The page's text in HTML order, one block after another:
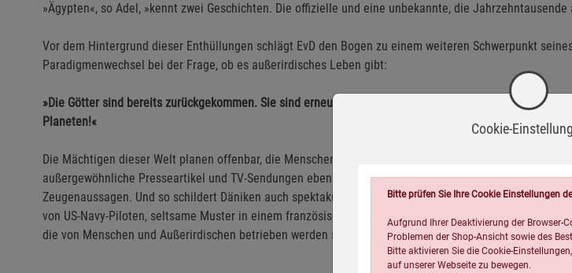
»Ägypten«, so Adel, »kennt zwei Geschichten. Die offizielle und eine unbekannte, die Jahrzehntausende
Vor dem Hintergrund dieser Enthüllungen schlägt EvD den Bogen zu einem weiteren Schwerpunkt
Paradigmenwechsel bei der Frage, ob es außerirdisches Leben gibt:
»Die Götter sind bereits zurückgekommen. Sie sind erneut herniedergestiegen. Gegenwärtig umkreisen
Planeten!«
Die Mächtigen dieser Welt planen offenbar, die Menschen schrittweise auf einen Kontakt vorzubereiten.
außergewöhnliche Presseartikel und TV-Sendungen ebenso hin wie aktuelle UFO-Sichtungen und
Zeugenaussagen. Und so schildert Däniken auch spektakuläre Vorfälle aus dem Jahr 2019: zum Beispiel
von US-Navy-Piloten, seltsame Muster in einem französischen Kornfeld oder Hinweise auf eine
die von Menschen und Außerirdischen betrieben werden soll.
Cookie-
Bitte prüfen Sie Ihre Cookie Einstellungen
Aufgrund Ihrer Deaktivierung der Browser-
Problemen der Shop-Ansicht sowie des
Bitte aktivieren Sie die Cookie-
auf unserer Webseite zu bewegen.